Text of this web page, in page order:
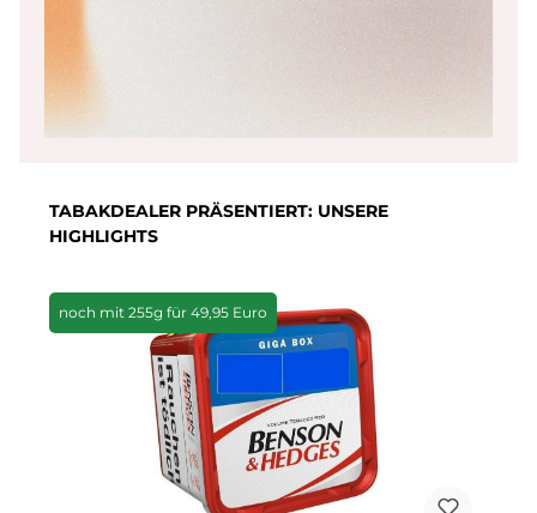
Produktgalerie überspringen
TABAKDEALER PRÄSENTIERT: UNSERE
HIGHLIGHTS
noch mit 255g für 49,95 Euro